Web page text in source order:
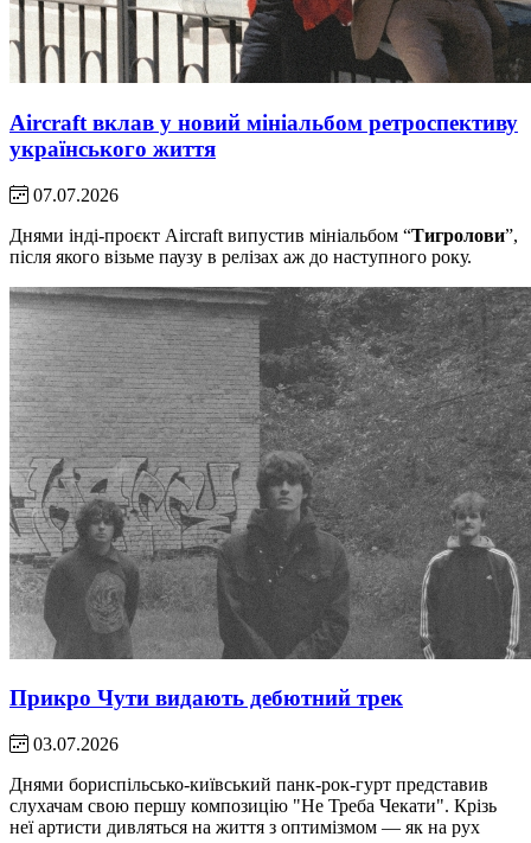
Aircraft вклав у новий мініальбом ретроспективу
українського життя
07.07.2026
Днями інді-проєкт Aircraft випустив мініальбом “Тигролови”,
після якого візьме паузу в релізах аж до наступного року.
Прикро Чути видають дебютний трек
03.07.2026
Днями бориспільсько-київський панк-рок-гурт представив
слухачам свою першу композицію "Не Треба Чекати". Крізь
неї артисти дивляться на життя з оптимізмом — як на рух